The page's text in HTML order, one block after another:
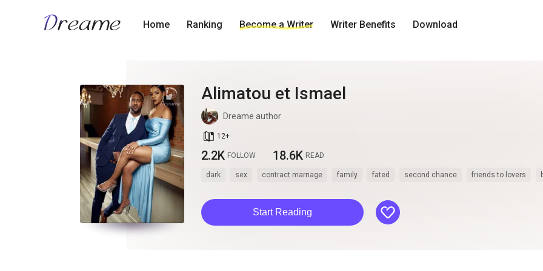
Home Ranking Become a Writer Writer Benefits Download
Alimatou et Ismael
Dreame author
book_age 12+
2.2K FOLLOW 18.6K READ
dark sex contract marriage family fated second chance friends to lovers
Start Reading like